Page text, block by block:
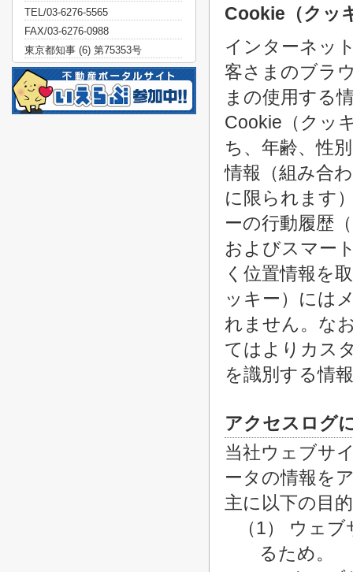
Cookie（クッ
インターネッ
客さまのブラ
まの使用する
Cookie（クッ
ち、年齢、性
情報（組み合
に限られます
ーの行動履歴
およびスマー
く位置情報を
ッキー）には
れません。な
てはよりカス
を識別する情
アクセスログ
当社ウェブサ
ータの情報を
主に以下の目
（1） ウェ
るため。
TEL/03-6276-5565
FAX/03-6276-0988
東京都知事 (6) 第75353号